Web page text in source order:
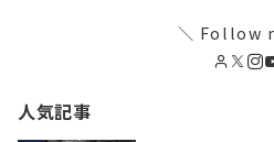
＼ Follow
人気記事